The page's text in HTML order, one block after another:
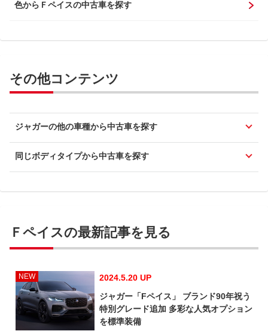
色からＦペイスの中古車を探す
その他コンテンツ
ジャガーの他の車種から中古車を探す
同じボディタイプから中古車を探す
Ｆペイスの最新記事を見る
NEW
2024.5.20 UP
ジャガー「Fペイス」 ブランド90年祝う
特別グレード追加 多彩な人気オプション
を標準装備